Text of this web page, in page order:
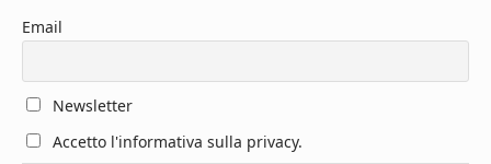
Email
Newsletter
Accetto l'informativa sulla privacy.